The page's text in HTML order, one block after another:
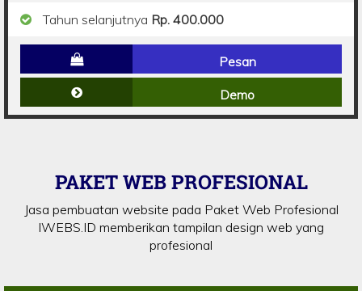
Tahun selanjutnya Rp. 400.000
Pesan
Demo
PAKET WEB PROFESIONAL
Jasa pembuatan website pada Paket Web Profesional
IWEBS.ID memberikan tampilan design web yang
profesional